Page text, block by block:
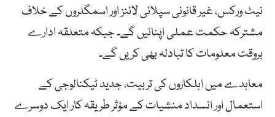
نیٹ ورکس، غیر قانونی سپلائی لائنز اور اسمگلروں کے خلاف
مشترکہ حکمت عملی اپنائیں گے۔ جبکہ متعلقہ ادارے
بروقت معلومات کا تبادلہ بھی کریں گے۔
معاہدے میں اہلکاروں کی تربیت، جدید ٹیکنالوجی کے
استعمال اور انسداد منشیات کے مؤثر طریقہ کار ایک دوسرے